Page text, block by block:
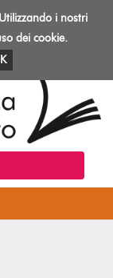
Toggle
RISORSE
i nostri
dei cookie.